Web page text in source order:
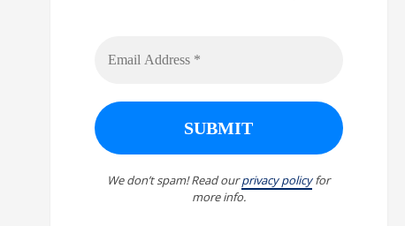
We don’t spam! Read ourprivacy policyfor
more info.